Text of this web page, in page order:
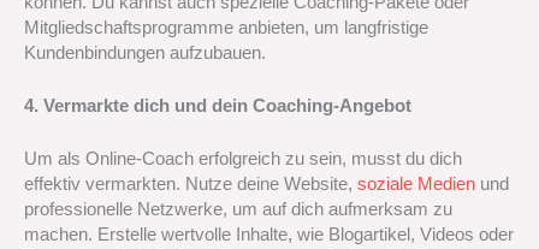
Mitgliedschaftsprogramme anbieten, um langfristige
Kundenbindungen aufzubauen.
4. Vermarkte dich und dein Coaching-Angebot
Um als Online-Coach erfolgreich zu sein, musst du dich
effektiv vermarkten. Nutze deine Website, soziale Medien und
professionelle Netzwerke, um auf dich aufmerksam zu
machen. Erstelle wertvolle Inhalte, wie Blogartikel, Videos oder